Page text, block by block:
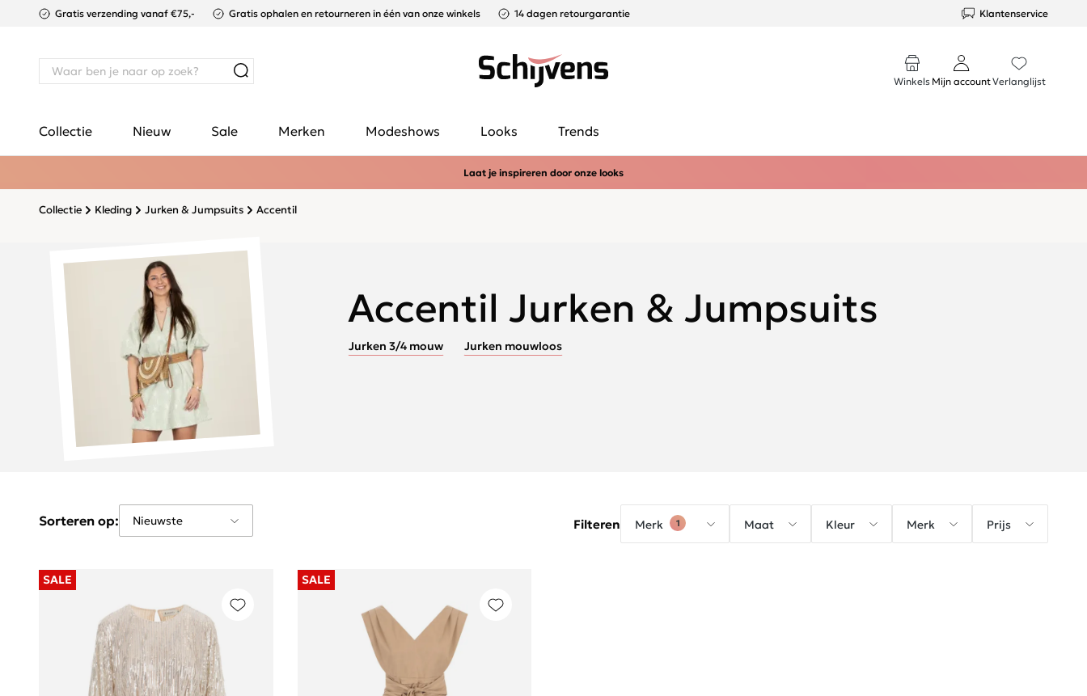
Gratis verzending vanaf €75,- Gratis ophalen en retourneren in één van onze winkels 14 dagen retourgarantie Klantenservice
Winkels Mijn accountVerlanglijst
Collectie Nieuw Sale Merken Modeshows Looks Trends
Laat je inspireren door onze looks
Collectie Kleding Jurken & Jumpsuits Accentil
Accentil Jurken & Jumpsuits
Jurken 3/4 mouw Jurken mouwloos
Filteren Merk 1 Maat Kleur Merk Prijs
Sorteren op:
SALE SALE